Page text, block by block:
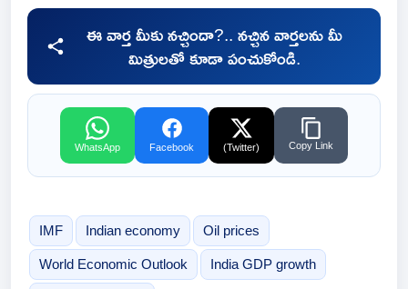
ఈ వార్త మీకు నచ్చిందా?.. నచ్చిన వార్తలను మీ
మిత్రులతో కూడా పంచుకోండి.
WhatsApp Facebook (Twitter) Copy Link
IMF Indian economy Oil prices
World Economic Outlook India GDP growth